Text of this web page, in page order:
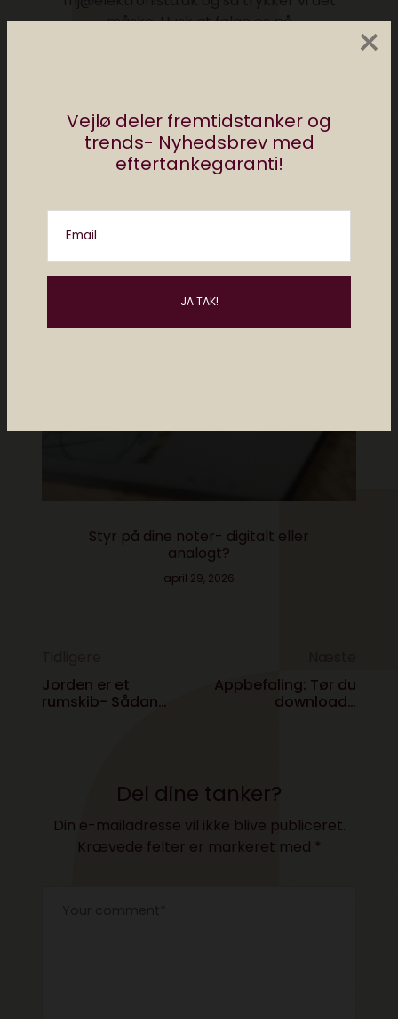
Vejlø deler fremtidstanker og
trends- Nyhedsbrev med
eftertankegaranti!
Email
×
måske. Husk at følge os på
Måske kan du lide..
Styr på dine noter- digitalt eller
analogt?
april 29, 2026
Jorden er et
rumskib- Sådan
Appbefaling: Tør du
downloade
Del dine tanker?
Din e-mailadresse vil ikke blive publiceret.
Krævede felter er markeret med *